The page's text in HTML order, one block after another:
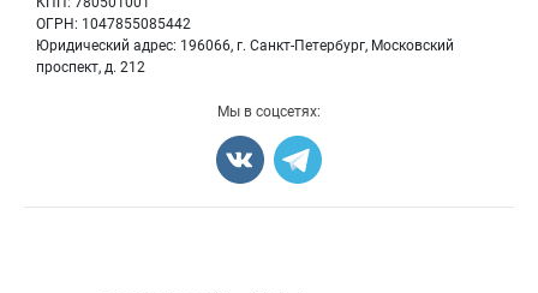
ОГРН: 1047855085442
Юридический адрес: 196066, г. Санкт-Петербург, Московский
проспект, д. 212
Блог
Мы в соцсетях: